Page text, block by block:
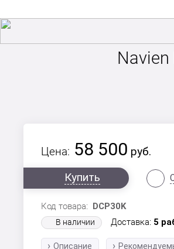
Navien
Цена: 58 500 руб.
Купить
Код товара: DCP30K
В наличии Доставка: 5
Описание